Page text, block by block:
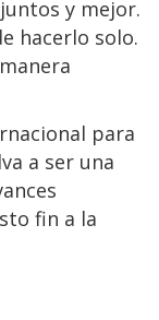
y mejor.
hacerlo solo.
para
a ser una
fin a la